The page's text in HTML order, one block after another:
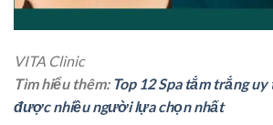
VITA Clinic
Tìm hiểu thêm: Top 12 Spa tắm trắng
được nhiều người lựa chọn nhất